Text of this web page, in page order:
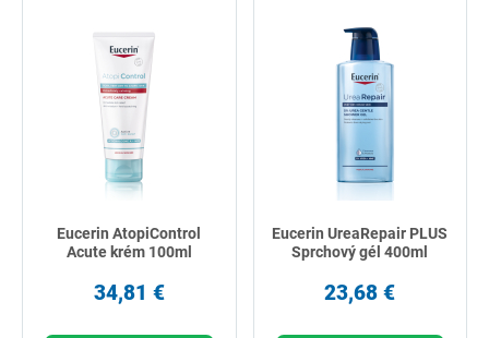
Eucerin AtopiControl
Acute krém 100ml
34,81 €
Eucerin UreaRepair PLUS
Sprchový gél 400ml
23,68 €